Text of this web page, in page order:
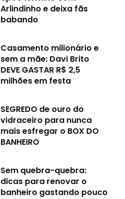
Arlindinho e deixa fãs
babando
Casamento milionário e
sem a mãe: Davi Brito
DEVE GASTAR R$ 2,5
milhões em festa
SEGREDO de ouro do
vidraceiro para nunca
mais esfregar o BOX DO
BANHEIRO
Sem quebra-quebra:
dicas para renovar o
banheiro gastando pouco